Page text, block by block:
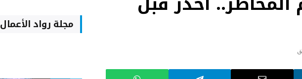
مجلة رواد الأعمال